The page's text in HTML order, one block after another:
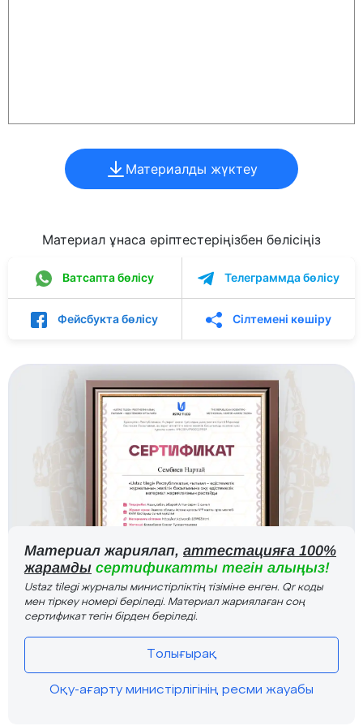
Материалды жүктеу
Материал ұнаса әріптестеріңізбен бөлісіңіз
Ватсапта бөлісу Телеграммда бөлісу
Фейсбукта бөлісу Сілтемені көшіру
Материал жариялап, аттестацияға 100%
жарамды сертификатты тегін алыңыз!
Ustaz tilegi журналы министірліктің тізіміне енген. Qr коды
мен тіркеу номері беріледі. Материал жариялаған соң
сертификат тегін бірден беріледі.
Толығырақ
Оқу-ағарту министірлігінің ресми жауабы